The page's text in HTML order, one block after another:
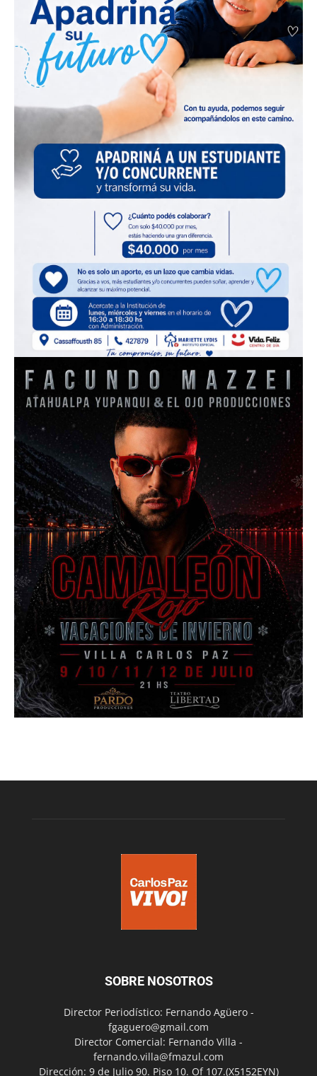
SOBRE NOSOTROS
Director Periodístico: Fernando Agüero -
fgaguero@gmail.com
Director Comercial: Fernando Villa -
fernando.villa@fmazul.com
Dirección: 9 de Julio 90. Piso 10. Of 107.(X5152EYN)